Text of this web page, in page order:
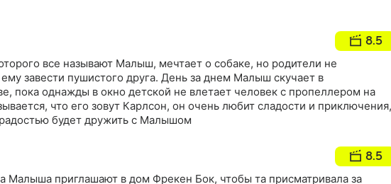
8.5
все называют Малыш, мечтает о собаке, но родители не
завести пушистого друга. День за днем Малыш скучает в
пока однажды в окно детской не влетает человек с пропеллером на
что его зовут Карлсон, он очень любит сладости и приключения,
будет дружить с Малышом
8.5
Малыша приглашают в дом Фрекен Бок, чтобы та присматривала за